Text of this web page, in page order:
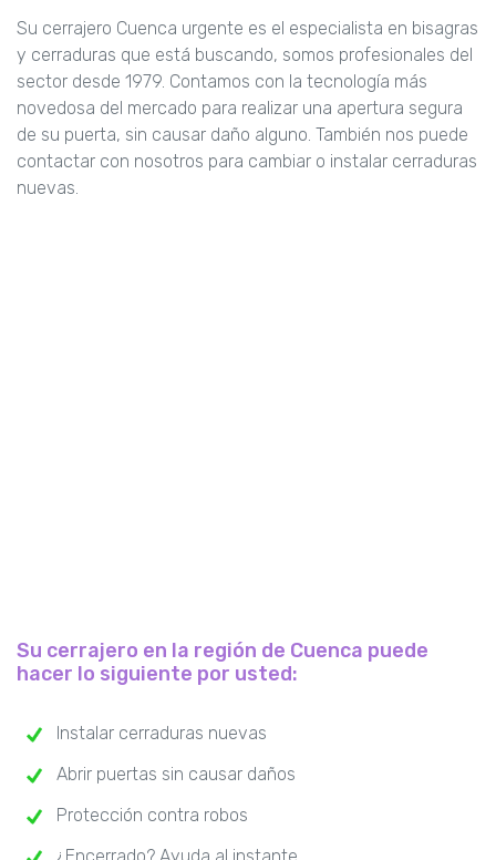
Su cerrajero Cuenca urgente es el especialista en bisagras
y cerraduras que está buscando, somos profesionales del
sector desde 1979. Contamos con la tecnología más
novedosa del mercado para realizar una apertura segura
de su puerta, sin causar daño alguno. También nos puede
contactar con nosotros para cambiar o instalar cerraduras
nuevas.
Su cerrajero en la región de Cuenca puede
hacer lo siguiente por usted:
Instalar cerraduras nuevas
Abrir puertas sin causar daños
Protección contra robos